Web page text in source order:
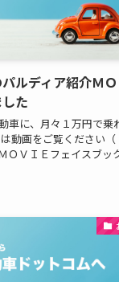
ルディア紹介Ｍ
た
車に、月々１万円で乗
動画をご覧ください（
ＯＶＩＥフェイスブッ